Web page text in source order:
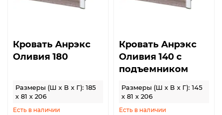
Кровать Анрэкс
Оливия 180
Размеры (Ш x В x Г): 185
x 81 x 206
Есть в наличии
Кровать Анрэкс
Оливия 140 с
подъемником
Размеры (Ш x В x Г): 145
x 81 x 206
Есть в наличии